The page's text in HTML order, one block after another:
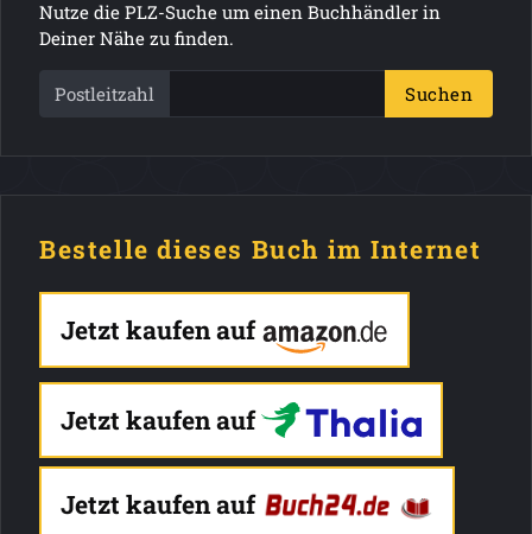
Nutze die PLZ-Suche um einen Buchhändler in
Deiner Nähe zu finden.
Postleitzahl Suchen
Bestelle dieses Buch im Internet
Jetzt kaufen auf
Jetzt kaufen auf
Jetzt kaufen auf